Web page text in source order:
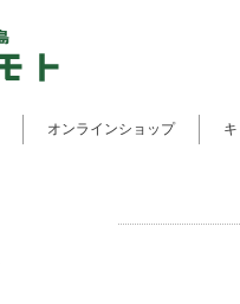
オンラインショップ